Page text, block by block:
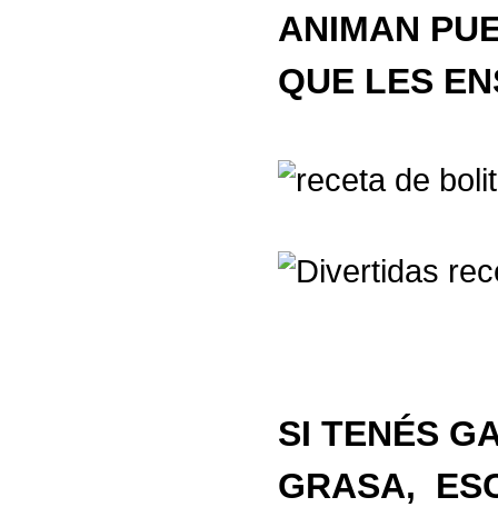
ANIMAN
QUE LES
SI TENÉS
GRASA,